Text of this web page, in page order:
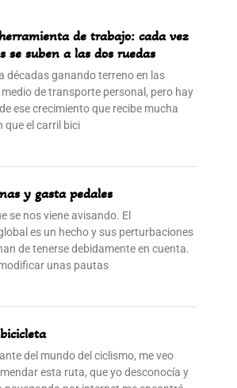
de trabajo: cada vez
se suben a las dos ruedas
décadas ganando terreno en las
de transporte personal, pero hay
ese crecimiento que recibe mucha
que el carril bici
y gasta pedales
se nos viene avisando. El
es un hecho y sus perturbaciones
de tenerse debidamente en cuenta.
unas pautas
del mundo del ciclismo, me veo
esta ruta, que yo desconocía y